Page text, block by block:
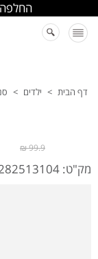
דף הבית > ילדים >
99.9 ₪
מק"ט: 1282513104